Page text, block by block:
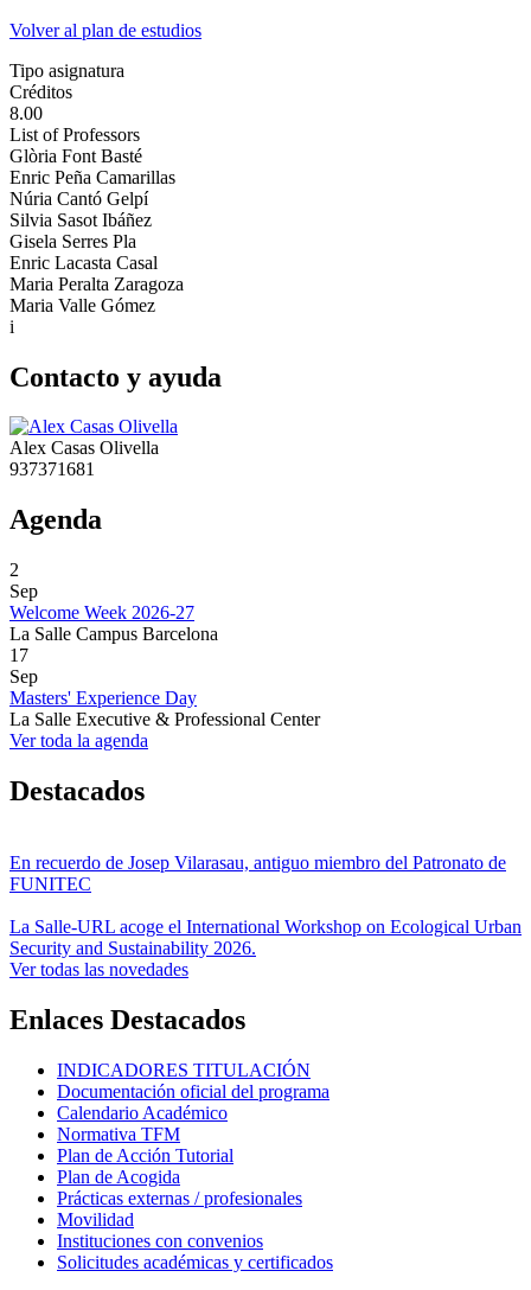
Volver al plan de estudios
Tipo asignatura
Créditos
8.00
List of Professors
Glòria Font Basté
Enric Peña Camarillas
Núria Cantó Gelpí
Silvia Sasot Ibáñez
Gisela Serres Pla
Enric Lacasta Casal
Maria Peralta Zaragoza
Maria Valle Gómez
i
Contacto y ayuda
Alex Casas Olivella
937371681
Agenda
2
Sep
Welcome Week 2026-27
La Salle Campus Barcelona
17
Sep
Masters' Experience Day
La Salle Executive & Professional Center
Ver toda la agenda
Destacados
En recuerdo de Josep Vilarasau, antiguo miembro del Patronato de
FUNITEC
La Salle-URL acoge el International Workshop on Ecological Urban
Security and Sustainability 2026.
Ver todas las novedades
Enlaces Destacados
INDICADORES TITULACIÓN
Documentación oficial del programa
Calendario Académico
Normativa TFM
Plan de Acción Tutorial
Plan de Acogida
Prácticas externas / profesionales
Movilidad
Instituciones con convenios
Solicitudes académicas y certificados